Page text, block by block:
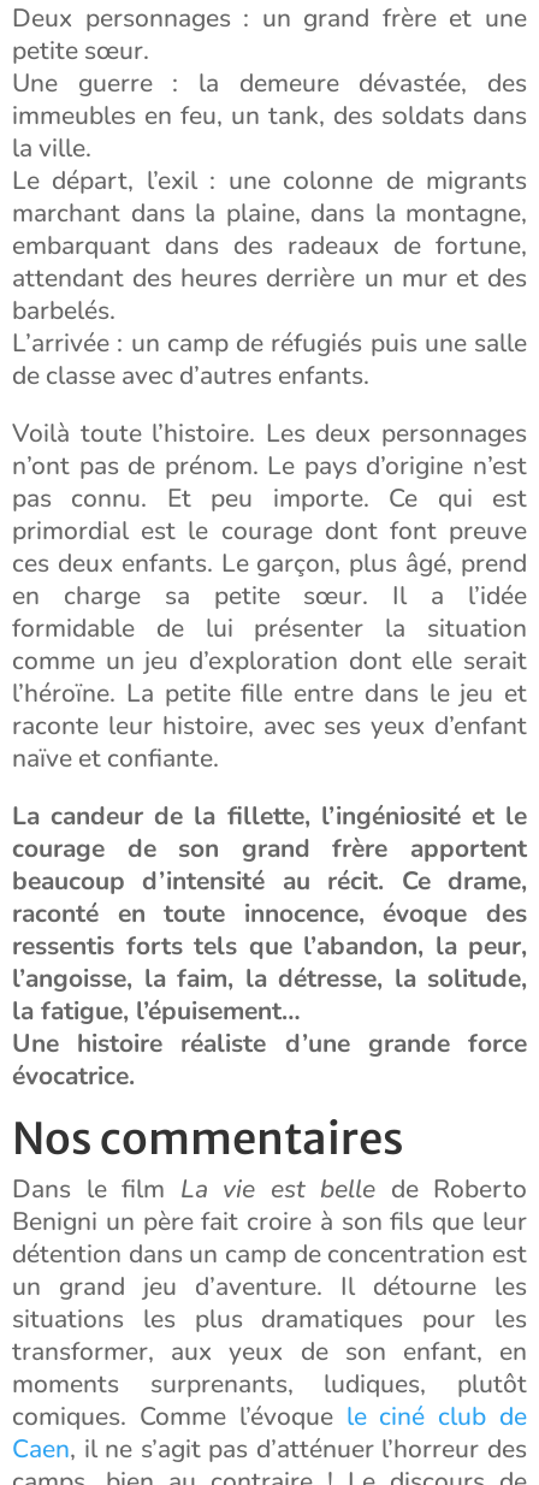
Deux personnages : un grand frère et une
petite sœur.
Une guerre : la demeure dévastée, des
immeubles en feu, un tank, des soldats dans
la ville.
Le départ, l’exil : une colonne de migrants
marchant dans la plaine, dans la montagne,
embarquant dans des radeaux de fortune,
attendant des heures derrière un mur et des
barbelés.
L’arrivée : un camp de réfugiés puis une salle
de classe avec d’autres enfants.
Voilà toute l’histoire. Les deux personnages
n’ont pas de prénom. Le pays d’origine n’est
pas connu. Et peu importe. Ce qui est
primordial est le courage dont font preuve
ces deux enfants. Le garçon, plus âgé, prend
en charge sa petite sœur. Il a l’idée
formidable de lui présenter la situation
comme un jeu d’exploration dont elle serait
l’héroïne. La petite fille entre dans le jeu et
raconte leur histoire, avec ses yeux d’enfant
naïve et confiante.
La candeur de la fillette, l’ingéniosité et le
courage de son grand frère apportent
beaucoup d’intensité au récit. Ce drame,
raconté en toute innocence, évoque des
ressentis forts tels que l’abandon, la peur,
l’angoisse, la faim, la détresse, la solitude,
la fatigue, l’épuisement…
Une histoire réaliste d’une grande force
évocatrice.
Nos commentaires
Dans le film La vie est belle de Roberto
Benigni un père fait croire à son fils que leur
détention dans un camp de concentration est
un grand jeu d’aventure. Il détourne les
situations les plus dramatiques pour les
transformer, aux yeux de son enfant, en
moments surprenants, ludiques, plutôt
comiques. Comme l’évoque le ciné club de
Caen, il ne s’agit pas d’atténuer l’horreur des